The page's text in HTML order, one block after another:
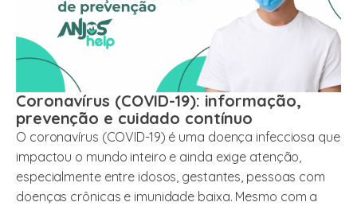
Coronavírus (COVID-19): informação,
prevenção e cuidado contínuo
O coronavírus (COVID-19) é uma doença infecciosa que
impactou o mundo inteiro e ainda exige atenção,
especialmente entre idosos, gestantes, pessoas com
doenças crônicas e imunidade baixa. Mesmo com a